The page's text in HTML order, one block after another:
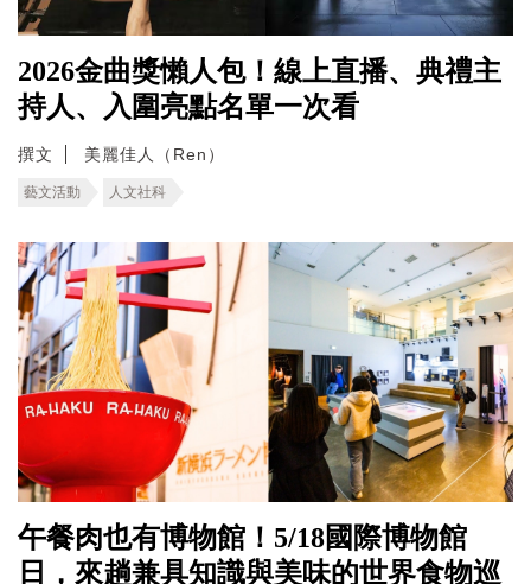
2026金曲獎懶人包！線上直播、典禮主
持人、入圍亮點名單一次看
撰文 美麗佳人（Ren）
藝文活動 人文社科
午餐肉也有博物館！5/18國際博物館
日，來趟兼具知識與美味的世界食物巡